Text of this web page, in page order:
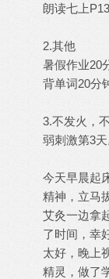
朗读七上
2.其他
暑假作业20
背单词20分
3.不发火，
弱刺激第3天
今天早晨起
精神，立马
艾灸一边拿
了时间，幸
太好，晚上
精灵，做了